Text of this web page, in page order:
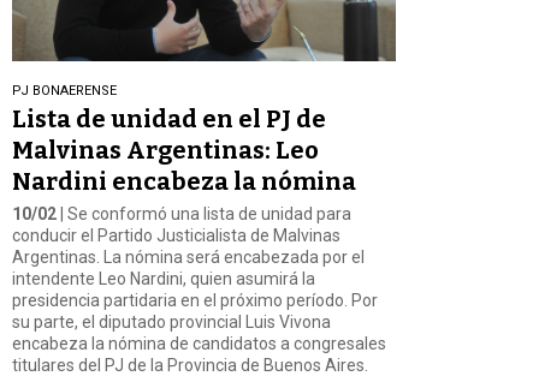
PJ BONAERENSE
Lista de unidad en el PJ de
Malvinas Argentinas: Leo
Nardini encabeza la nómina
10/02 | Se conformó una lista de unidad para
conducir el Partido Justicialista de Malvinas
Argentinas. La nómina será encabezada por el
intendente Leo Nardini, quien asumirá la
presidencia partidaria en el próximo período. Por
su parte, el diputado provincial Luis Vivona
encabeza la nómina de candidatos a congresales
titulares del PJ de la Provincia de Buenos Aires.